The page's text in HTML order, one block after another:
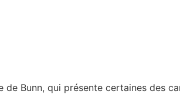
Bunn, qui présente certaines des